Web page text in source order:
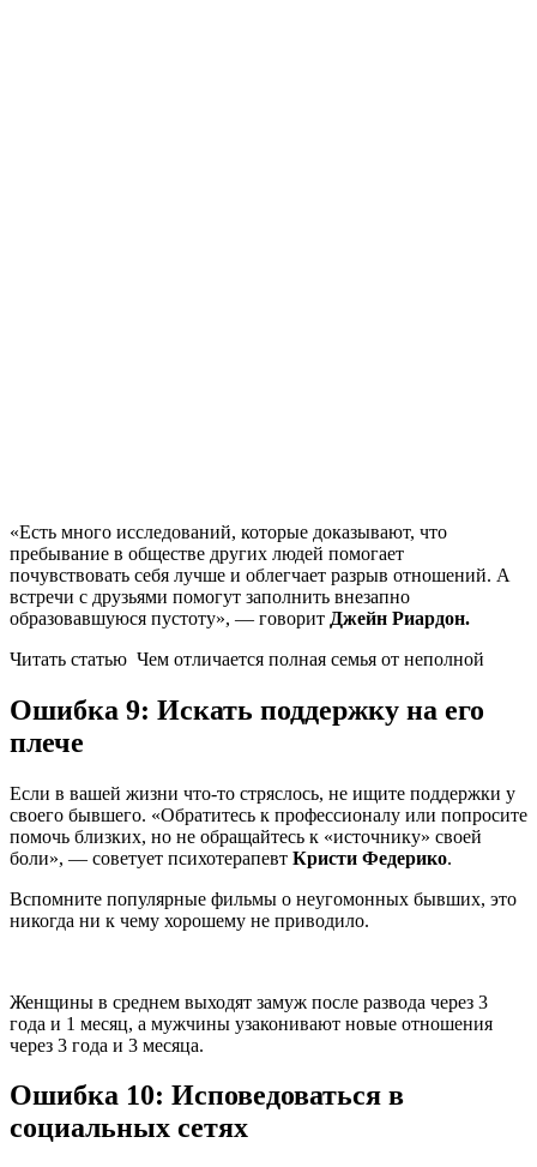
«Есть много исследований, которые доказывают, что
пребывание в обществе других людей помогает
почувствовать себя лучше и облегчает разрыв отношений. А
встречи с друзьями помогут заполнить внезапно
образовавшуюся пустоту», — говорит Джейн Риардон.
Читать статью Чем отличается полная семья от неполной
Ошибка 9: Искать поддержку на его
плече
Если в вашей жизни что-то стряслось, не ищите поддержки у
своего бывшего. «Обратитесь к профессионалу или попросите
помочь близких, но не обращайтесь к «источнику» своей
боли», — советует психотерапевт Кристи Федерико.
Вспомните популярные фильмы о неугомонных бывших, это
никогда ни к чему хорошему не приводило.
​Женщины в среднем выходят замуж после развода через 3
года и 1 месяц, а мужчины узаконивают новые отношения
через 3 года и 3 месяца.
Ошибка 10: Исповедоваться в
социальных сетях